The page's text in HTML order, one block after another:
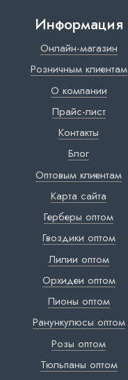
Информация
Онлайн-магазин
Розничным клиентам
О компании
Прайс-лист
Контакты
Блог
Оптовым клиентам
Карта сайта
Герберы оптом
Гвоздики оптом
Лилии оптом
Орхидеи оптом
Пионы оптом
Ранункулюсы оптом
Розы оптом
Тюльпаны оптом